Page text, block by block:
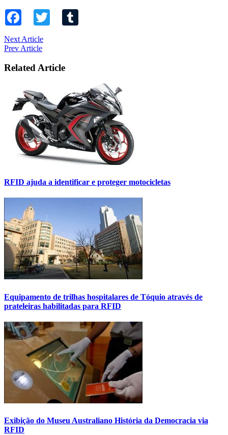
Facebook Twitter
Next Article
Prev Article
Related Article
RFID ajuda a identificar e proteger motocicletas
Equipamento de trilhas hospitalares de Tóquio através de
prateleiras habilitadas para RFID
Exibição do Museu Australiano História da Democracia via
RFID